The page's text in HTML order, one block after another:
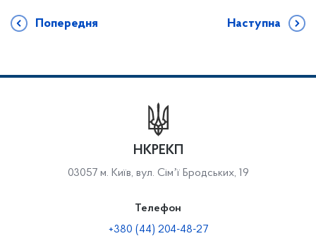
Попередня Наступна
НКРЕКП
03057 м. Київ, вул. Сімʼї Бродських, 19
Телефон
+380 (44) 204-48-27